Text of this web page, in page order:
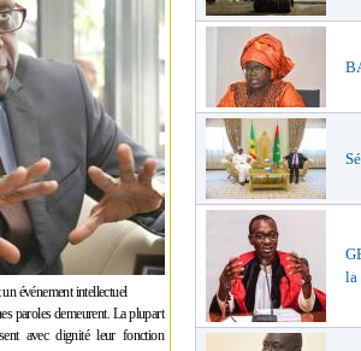
événement intellectuel
paroles demeurent. La plupart
avec dignité leur fonction
la